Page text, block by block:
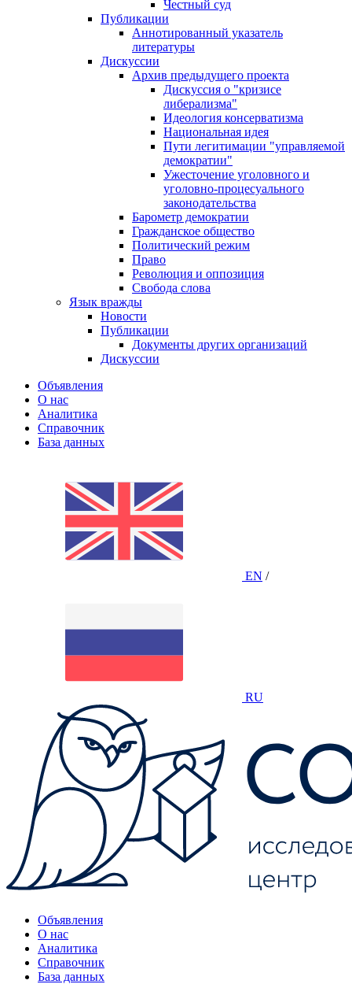
Честный суд
Публикации
Аннотированный указатель
литературы
Дискуссии
Архив предыдущего проекта
Дискуссия о "кризисе
либерализма"
Идеология консерватизма
Национальная идея
Пути легитимации "управляемой
демократии"
Ужесточение уголовного и
уголовно-процесуального
законодательства
Барометр демократии
Гражданское общество
Политический режим
Право
Революция и оппозиция
Свобода слова
Язык вражды
Новости
Публикации
Документы других организаций
Дискуссии
Объявления
О нас
Аналитика
Справочник
База данных
EN /
RU
Объявления
О нас
Аналитика
Справочник
База данных